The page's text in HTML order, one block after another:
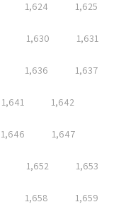
1,624 1,625
1,630 1,631
1,636 1,637
1,641 1,642
1,646 1,647
1,652 1,653
1,658 1,659